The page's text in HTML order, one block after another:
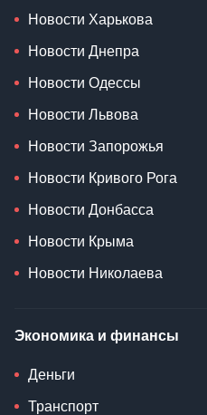
Новости Харькова
Новости Днепра
Новости Одессы
Новости Львова
Новости Запорожья
Новости Кривого Рога
Новости Донбасса
Новости Крыма
Новости Николаева
Экономика и финансы
Деньги
Транспорт